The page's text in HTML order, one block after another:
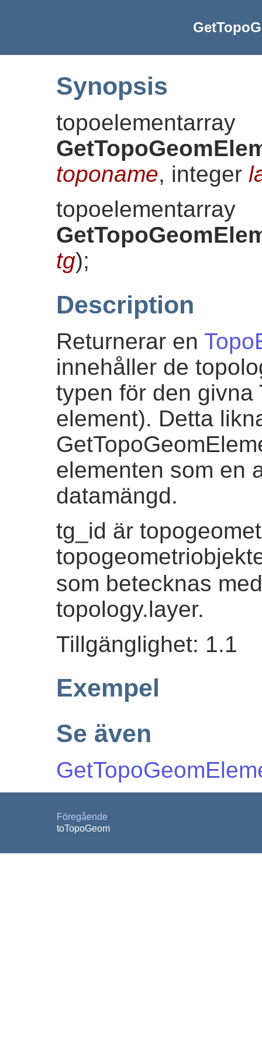
Synopsis
topoelementarray
toponame, integer
topoelementarray
tg);
Description
Returnerar en
innehåller de
typen för den givna
element). Detta
elementen som en
datamängd.
tg_id är
som betecknas
topology.layer.
Tillgänglighet: 1.1
Exempel
Se även
Föregående
toTopoGeom